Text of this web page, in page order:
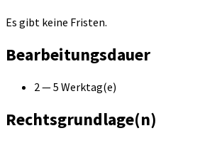
Es gibt keine Fristen.
Bearbeitungsdauer
2 — 5 Werktag(e)
Rechtsgrundlage(n)